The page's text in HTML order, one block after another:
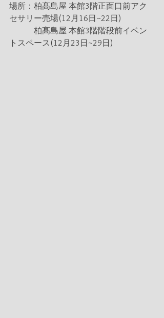
場所：柏髙島屋 本館3階正面口前アク
セサリー売場(12月16日~22日)
柏髙島屋 本館3階階段前イベン
トスペース(12月23日~29日)